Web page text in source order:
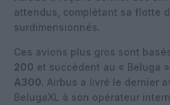
attendus, complétant sa flotte
surdimensionnés.
Ces avions plus gros sont
200 et succèdent au « Beluga
A300. Airbus a livré le dernier
BelugaXL à son opérateur